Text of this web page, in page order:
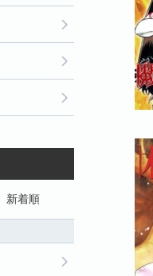
新着順